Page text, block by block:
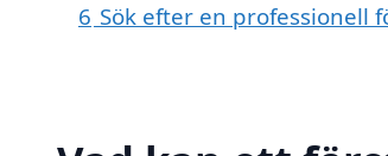
6 Sök efter en professionell